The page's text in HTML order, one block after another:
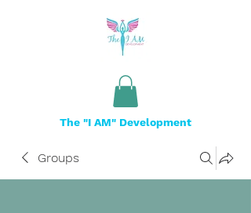
The "I AM" Development
Groups